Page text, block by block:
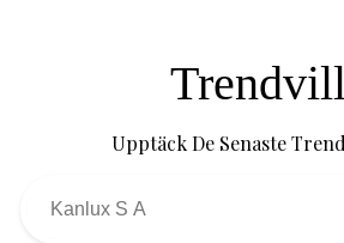
Upptäck De Senaste